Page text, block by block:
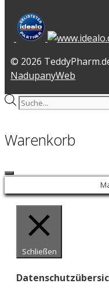
© 2026
NadupanyWeb
Products
Warenkorb
Close
Schließen